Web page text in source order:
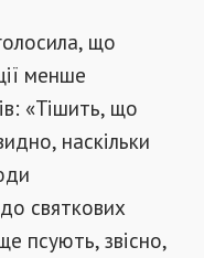
що
менше
«Тішить, що
наскільки
святкових
псують, звісно,